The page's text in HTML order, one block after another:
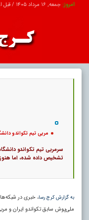
امروز: جمعه, ۱۶ مرداد ۱۴۰۵ / قبل از ظهر /
مربی تیم تکواندو
سرمربی تیم تکواندو
تشخیص داده شده، اما
به گزارش کرج رسا، خبری در
ملی‌پوش سابق تکواندو ایران و